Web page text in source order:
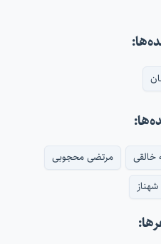
خالقی
مرتضی محجوبی